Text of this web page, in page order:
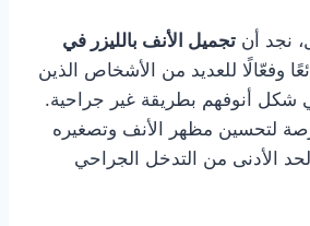
نجد أن تجميل الأنف بالليزر في
وفعّالًا للعديد من الأشخاص الذين
شكل أنوفهم بطريقة غير جراحية.
لتحسين مظهر الأنف وتصغيره
الأدنى من التدخل الجراحي